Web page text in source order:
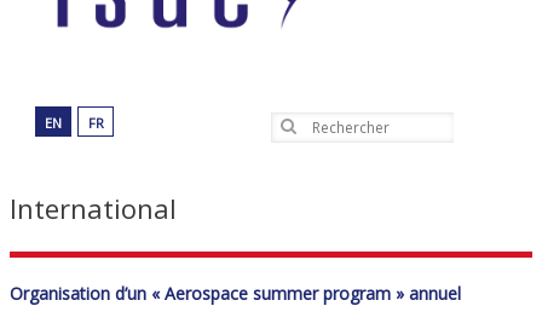
EN FR Rechercher
International
Organisation d’un « Aerospace summer program » annuel